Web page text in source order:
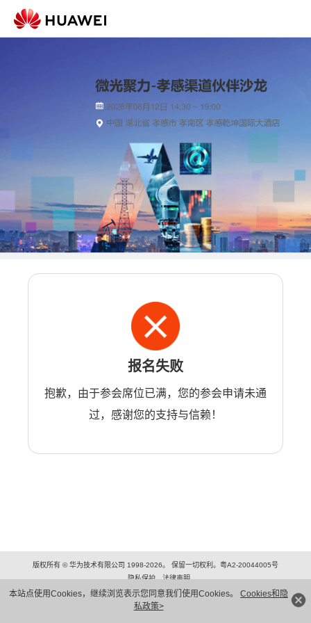
本站点使用Cookies，继续浏览表示您同意我们使用Cookies。 Cookies和隐
私政策>
报名失败
抱歉，由于参会席位已满，您的参会申请未通
过，感谢您的支持与信赖！
版权所有 © 华为技术有限公司 1998-2026。 保留一切权利。粤A2-20044005号
隐私保护
法律声明